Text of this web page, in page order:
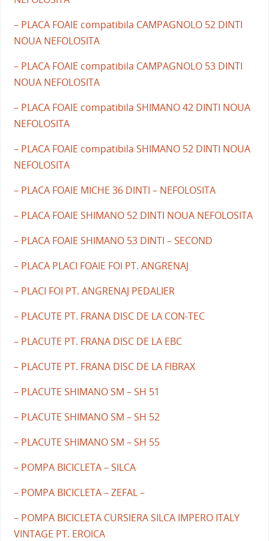
– PLACA FOAIE compatibila CAMPAGNOLO 52 DINTI
NOUA NEFOLOSITA
– PLACA FOAIE compatibila CAMPAGNOLO 53 DINTI
NOUA NEFOLOSITA
– PLACA FOAIE compatibila SHIMANO 42 DINTI NOUA
NEFOLOSITA
– PLACA FOAIE compatibila SHIMANO 52 DINTI NOUA
NEFOLOSITA
– PLACA FOAIE MICHE 36 DINTI – NEFOLOSITA
– PLACA FOAIE SHIMANO 52 DINTI NOUA NEFOLOSITA
– PLACA FOAIE SHIMANO 53 DINTI – SECOND
– PLACA PLACI FOAIE FOI PT. ANGRENAJ
– PLACI FOI PT. ANGRENAJ PEDALIER
– PLACUTE PT. FRANA DISC DE LA CON-TEC
– PLACUTE PT. FRANA DISC DE LA EBC
– PLACUTE PT. FRANA DISC DE LA FIBRAX
– PLACUTE SHIMANO SM – SH 51
– PLACUTE SHIMANO SM – SH 52
– PLACUTE SHIMANO SM – SH 55
– POMPA BICICLETA – SILCA
– POMPA BICICLETA – ZEFAL –
– POMPA BICICLETA CURSIERA SILCA IMPERO ITALY
VINTAGE PT. EROICA